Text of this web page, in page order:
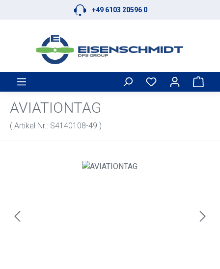
Zum Hauptinhalt springen+49 6103 20596 0
AVIATIONTAG
( Artikel Nr.: S4140108-49 )
Bildergalerie überspringen